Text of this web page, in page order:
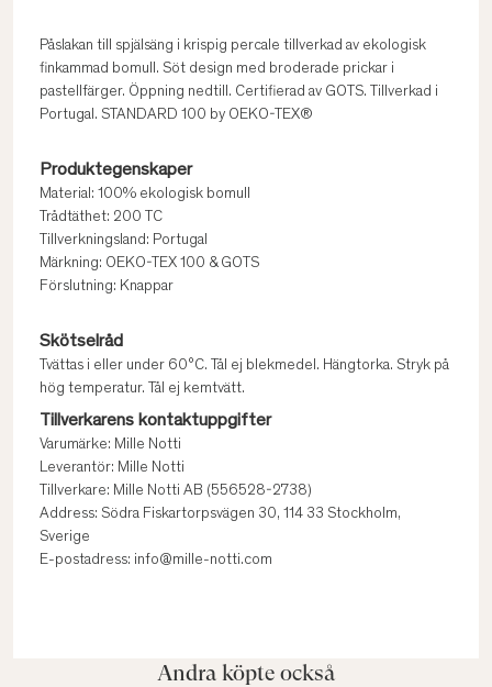
Påslakan till spjälsäng i krispig percale tillverkad av ekologisk
finkammad bomull. Söt design med broderade prickar i
pastellfärger. Öppning nedtill. Certifierad av GOTS. Tillverkad i
Portugal. STANDARD 100 by OEKO-TEX®
Produktegenskaper
Material: 100% ekologisk bomull
Trådtäthet: 200 TC
Tillverkningsland: Portugal
Märkning: OEKO-TEX 100 & GOTS
Förslutning: Knappar
Skötselråd
Tvättas i eller under 60°C. Tål ej blekmedel. Hängtorka. Stryk på
hög temperatur. Tål ej kemtvätt.
Tillverkarens kontaktuppgifter
Varumärke: Mille Notti
Leverantör: Mille Notti
Tillverkare: Mille Notti AB (556528-2738)
Address: Södra Fiskartorpsvägen 30, 114 33 Stockholm,
Sverige
E-postadress: info@mille-notti.com
Andra köpte också